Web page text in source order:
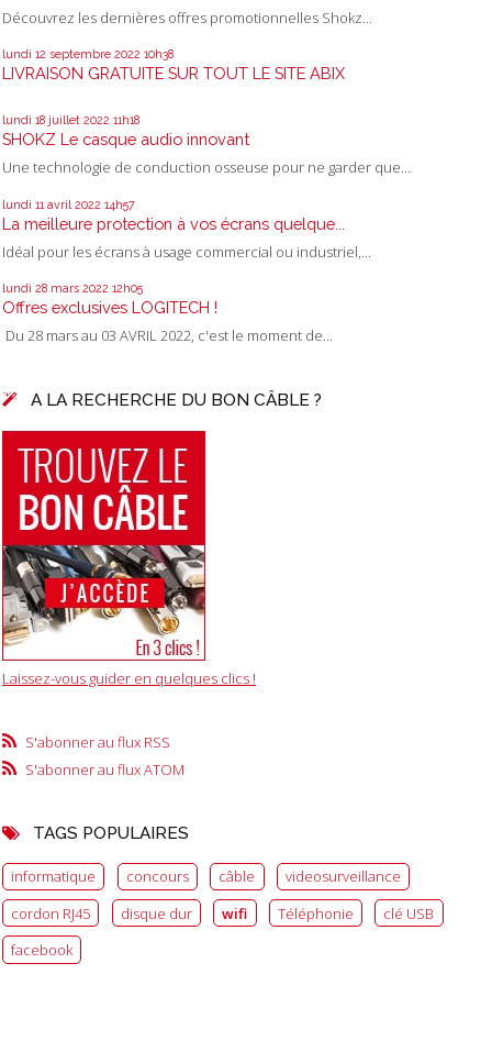
Découvrez les dernières offres promotionnelles Shokz...
lundi 12 septembre 2022 10h38
LIVRAISON GRATUITE SUR TOUT LE SITE ABIX
lundi 18 juillet 2022 11h18
SHOKZ Le casque audio innovant
Une technologie de conduction osseuse pour ne garder que...
lundi 11 avril 2022 14h57
La meilleure protection à vos écrans quelque...
Idéal pour les écrans à usage commercial ou industriel,...
lundi 28 mars 2022 12h05
Offres exclusives LOGITECH !
Du 28 mars au 03 AVRIL 2022, c'est le moment de...
A LA RECHERCHE DU BON CÂBLE ?
Laissez-vous guider en quelques clics !
S'abonner au flux RSS
S'abonner au flux ATOM
TAGS POPULAIRES
informatique concours câble
videosurveillance
cordon RJ45
disque dur wifi Téléphonie
clé USB
facebook